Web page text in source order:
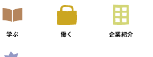
学ぶ 働く 企業紹介